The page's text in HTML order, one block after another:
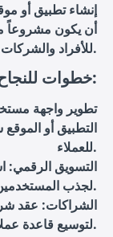
إنشاء تطبيق أو
أن يكون مشروعاً
للأفراد والشركات مقابل رسوم معينة.
خطوات للنجاح:
تطوير واجهة
التطبيق أو
للعملاء.
التسويق الرقمي:
لجذب المستخدمين إلى منصتك.
الشراكات: عقد
لتوسيع قاعدة عملائك.